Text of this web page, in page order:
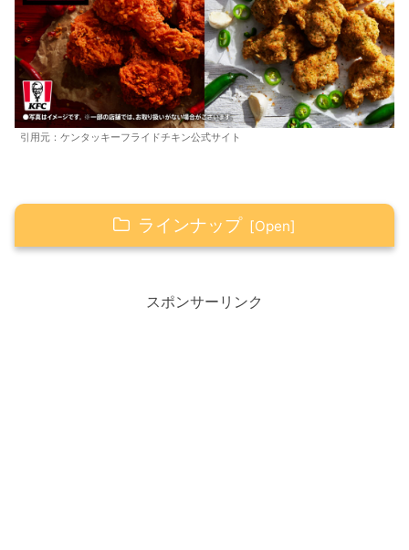
引用元：ケンタッキーフライドチキン公式サイト
ラインナップ
スポンサーリンク